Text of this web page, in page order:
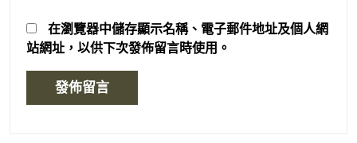
在瀏覽器中儲存顯示名稱、電子郵件地址及個人網
站網址，以供下次發佈留言時使用。